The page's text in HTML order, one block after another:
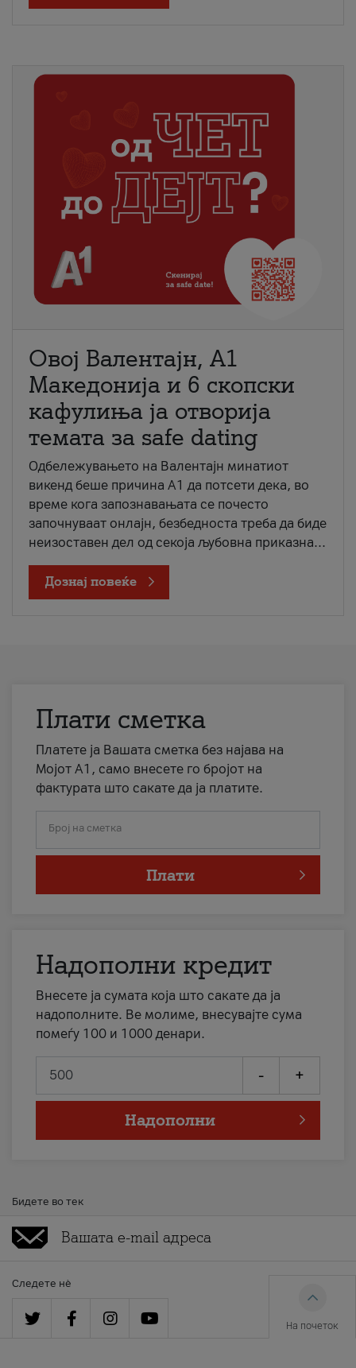
Овој Валентајн, A1
Македонија и 6 скопски
кафулиња ја отворија
темата за safe dating
Одбележувањето на Валентајн минатиот
викенд беше причина А1 да потсети дека, во
време кога запознавањата се почесто
започнуваат онлајн, безбедноста треба да биде
неизоставен дел од секоја љубовна приказна...
Дознај повеќе
Плати сметка
Платете ја Вашата сметка без најава на
Мојот А1, само внесете го бројот на
фактурата што сакате да ја платите.
Број на сметка
Плати
Надополни кредит
Внесете ја сумата која што сакате да ја
надополните. Ве молиме, внесувајте сума
помеѓу 100 и 1000 денари.
- +
Надополни
Бидете во тек
Следете нè
На почеток